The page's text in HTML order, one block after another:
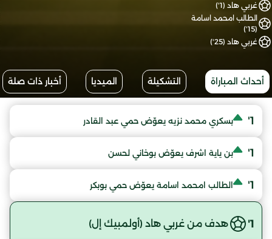
غربي هاد (1')
الطالب امحمد اسامة
(15')
غربي هاد (25')
أحداث المباراة التشكيلة الميديا أخبار ذات صلة
1' بسكري محمد نزيه يعوّض حمي عبد القادر
1' بن ياية اشرف يعوّض بوخاني لحسن
1' الطالب امحمد اسامة يعوّض حمي بوبكر
1' هدف من غربي هاد (أولمبيك إل)